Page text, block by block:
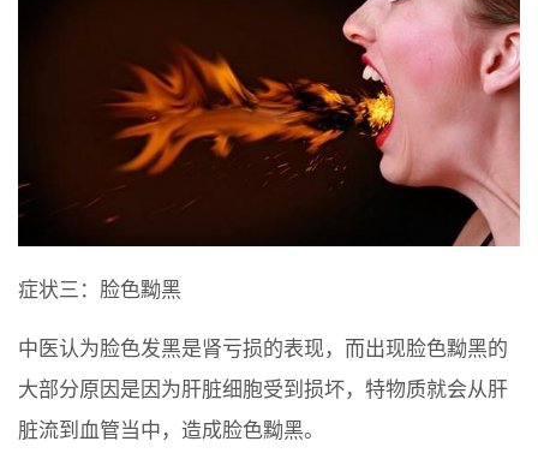
症状三：脸色黝黑
中医认为脸色发黑是肾亏损的表现，而出现脸色黝黑的
大部分原因是因为肝脏细胞受到损坏，特物质就会从肝
脏流到血管当中，造成脸色黝黑。